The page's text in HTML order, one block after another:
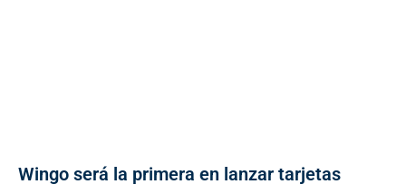
Wingo será la primera en lanzar tarjetas